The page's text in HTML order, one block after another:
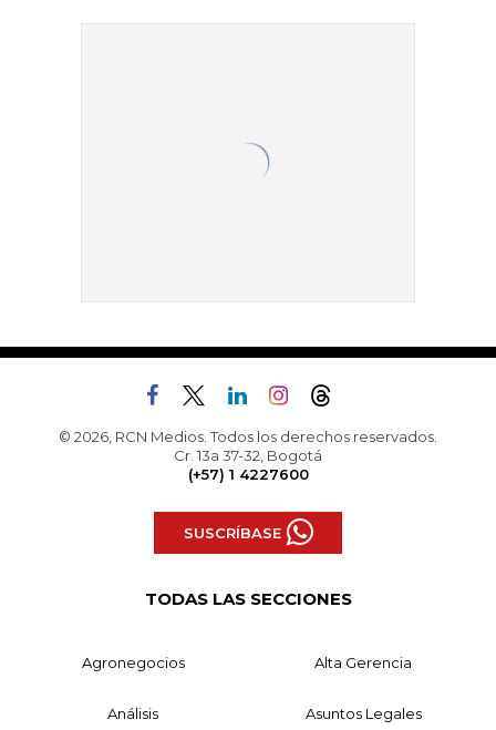
© 2026, RCN Medios. Todos los derechos reservados.
Cr. 13a 37-32, Bogotá
(+57) 1 4227600
SUSCRÍBASE
TODAS LAS SECCIONES
Agronegocios Alta Gerencia
Análisis Asuntos Legales